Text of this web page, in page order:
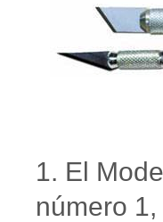
1. El
número